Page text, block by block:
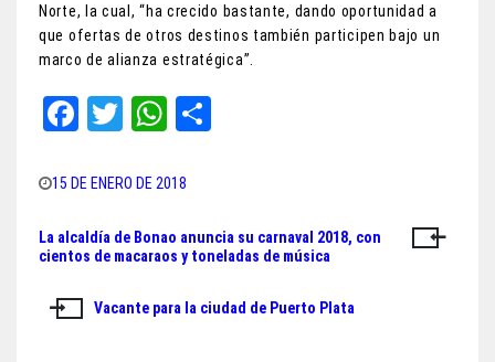
Norte, la cual, “ha crecido bastante, dando oportunidad a
que ofertas de otros destinos también participen bajo un
marco de alianza estratégica”.
Fa
bo
ok
T
tt
er
W
ts
pp
15 DE ENERO DE 2018
Navegación
entradas
La alcaldía de Bonao anuncia su carnaval 2018, con
cientos de macaraos y toneladas de música
Vacante para la ciudad de Puerto Plata